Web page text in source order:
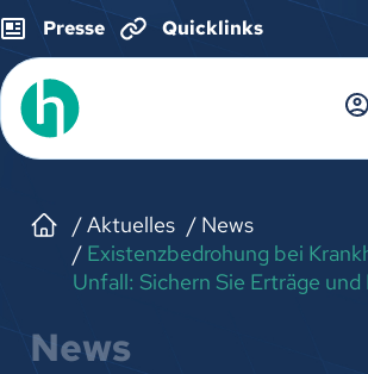
Presse Quicklinks
Aktuelles
News
Existenzbedrohung bei
Unfall: Sichern Sie Erträge und
News